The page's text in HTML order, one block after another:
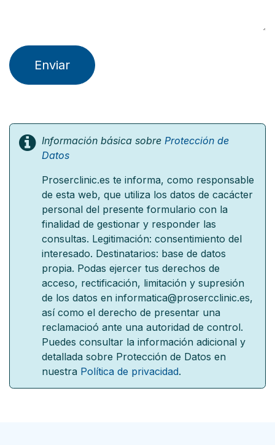
Enviar
Información básica sobre Protección de
Datos
Proserclinic.es te informa, como responsable
de esta web, que utiliza los datos de cacácter
personal del presente formulario con la
finalidad de gestionar y responder las
consultas. Legitimación: consentimiento del
interesado. Destinatarios: base de datos
propia. Podas ejercer tus derechos de
acceso, rectificación, limitación y supresión
de los datos en informatica@prosercclinic.es,
así como el derecho de presentar una
reclamacioó ante una autoridad de control.
Puedes consultar la información adicional y
detallada sobre Protección de Datos en
nuestra Política de privacidad.